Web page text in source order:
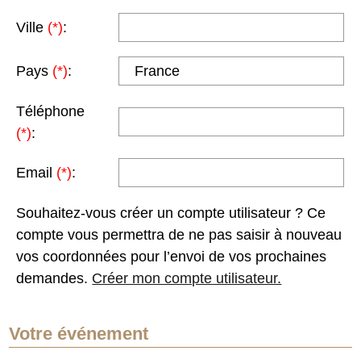
Ville (*):
Pays (*):
Téléphone
(*):
Email (*):
Souhaitez-vous créer un compte utilisateur ? Ce
compte vous permettra de ne pas saisir à nouveau
vos coordonnées pour l’envoi de vos prochaines
demandes. Créer mon compte utilisateur.
Votre événement